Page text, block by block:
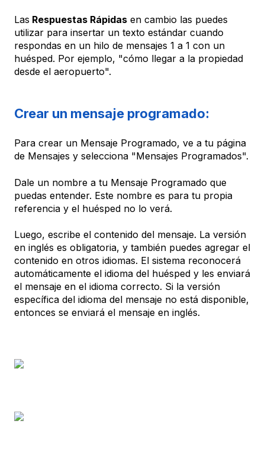
Las Respuestas Rápidas en cambio las puedes
utilizar para insertar un texto estándar cuando
respondas en un hilo de mensajes 1 a 1 con un
huésped. Por ejemplo, "cómo llegar a la propiedad
desde el aeropuerto".
Crear un mensaje programado:
Para crear un Mensaje Programado, ve a tu página
de Mensajes y selecciona "Mensajes Programados".
Dale un nombre a tu Mensaje Programado que
puedas entender. Este nombre es para tu propia
referencia y el huésped no lo verá.
Luego, escribe el contenido del mensaje. La versión
en inglés es obligatoria, y también puedes agregar el
contenido en otros idiomas. El sistema reconocerá
automáticamente el idioma del huésped y les enviará
el mensaje en el idioma correcto. Si la versión
específica del idioma del mensaje no está disponible,
entonces se enviará el mensaje en inglés.